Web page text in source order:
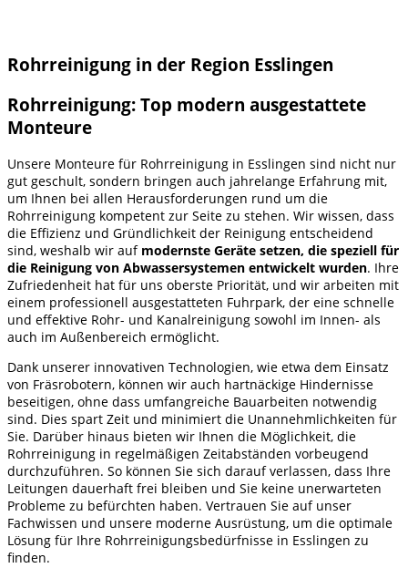
Rohrreinigung in der Region Esslingen
Rohrreinigung: Top modern ausgestattete
Monteure
Unsere Monteure für Rohrreinigung in Esslingen sind nicht nur
gut geschult, sondern bringen auch jahrelange Erfahrung mit,
um Ihnen bei allen Herausforderungen rund um die
Rohrreinigung kompetent zur Seite zu stehen. Wir wissen, dass
die Effizienz und Gründlichkeit der Reinigung entscheidend
sind, weshalb wir auf modernste Geräte setzen, die speziell für
die Reinigung von Abwassersystemen entwickelt wurden. Ihre
Zufriedenheit hat für uns oberste Priorität, und wir arbeiten mit
einem professionell ausgestatteten Fuhrpark, der eine schnelle
und effektive Rohr- und Kanalreinigung sowohl im Innen- als
auch im Außenbereich ermöglicht.
Dank unserer innovativen Technologien, wie etwa dem Einsatz
von Fräsrobotern, können wir auch hartnäckige Hindernisse
beseitigen, ohne dass umfangreiche Bauarbeiten notwendig
sind. Dies spart Zeit und minimiert die Unannehmlichkeiten für
Sie. Darüber hinaus bieten wir Ihnen die Möglichkeit, die
Rohrreinigung in regelmäßigen Zeitabständen vorbeugend
durchzuführen. So können Sie sich darauf verlassen, dass Ihre
Leitungen dauerhaft frei bleiben und Sie keine unerwarteten
Probleme zu befürchten haben. Vertrauen Sie auf unser
Fachwissen und unsere moderne Ausrüstung, um die optimale
Lösung für Ihre Rohrreinigungsbedürfnisse in Esslingen zu
finden.